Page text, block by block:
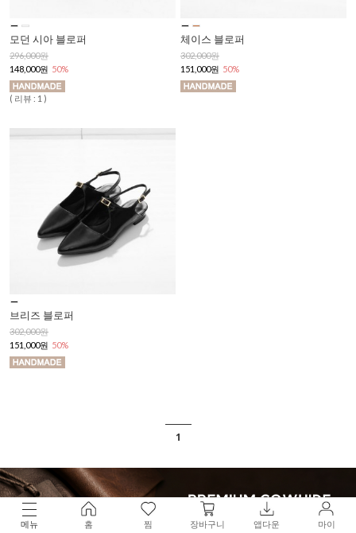
모던 시아 블로퍼
296,000원
148,000원 50%
( 리뷰 : 1 )
체이스 블로퍼
302,000원
151,000원 50%
브리즈 블로퍼
302,000원
151,000원 50%
1
메뉴 홈 찜 장바구니 앱다운 마이